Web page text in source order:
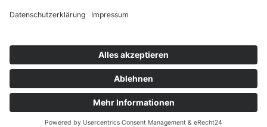
Wir möchten Transparenz mit einheitlichen Kriterien
kostenlose Teilnahme wichtig. Die Ergebnisse werden
umgehend nach Teilnahme und Auswertung auf
unserer Webseite zur Verfügung gestellt.
Jetzt teilnehmen